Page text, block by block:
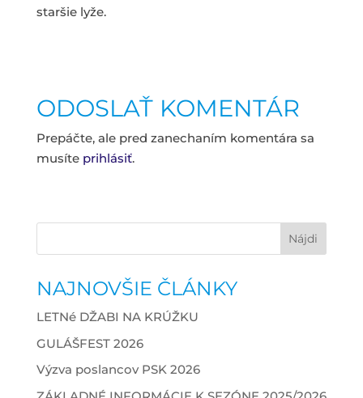
staršie lyže.
ODOSLAŤ KOMENTÁR
Prepáčte, ale pred zanechaním komentára sa
musíte prihlásiť.
NAJNOVŠIE ČLÁNKY
LETNé DŽABI NA KRÚŽKU
GULÁŠFEST 2026
Výzva poslancov PSK 2026